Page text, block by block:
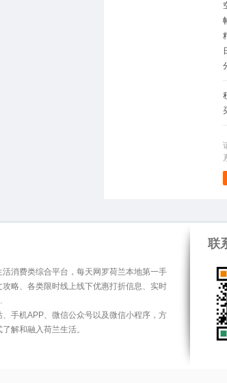
消费类综合平台，每天网罗荷兰本地第一手
略、各类限时线上线下优惠打折信息、实时
手机APP、微信公众号以及微信小程序，方
解和融入荷兰生活。
联